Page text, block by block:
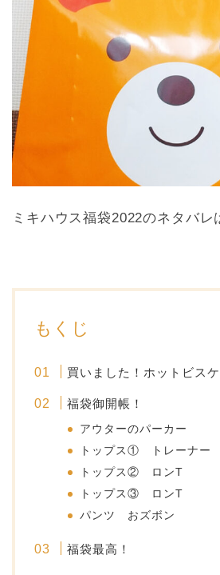
ミキハウス福袋2022のネタバレ
もくじ
買いました！ホットビスケ
福袋御開帳！
アウターのパーカー
トップス① トレーナー
トップス② ロンT
トップス③ ロンT
パンツ おズボン
福袋最高！